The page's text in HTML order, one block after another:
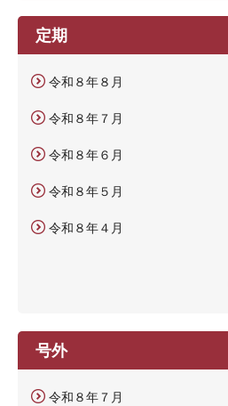
定期
令和８年８月
令和８年７月
令和８年６月
令和８年５月
令和８年４月
号外
令和８年７月